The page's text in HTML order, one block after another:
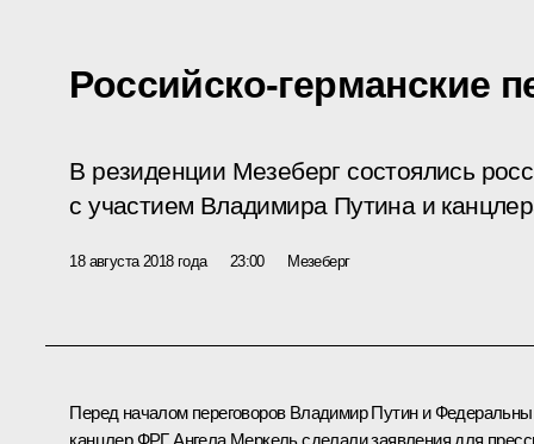
Российско-германские
В резиденции Мезеберг состоялись
с участием Владимира Путина и
18 августа 2018 года 23:00 Мезеберг
Перед началом переговоров Владимир Путин и
канцлер ФРГАнгела Меркельсделали заявления для